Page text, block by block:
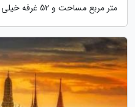
متر مربع مساحت و 52 غرفه خیلی هم نقلی محسوب...